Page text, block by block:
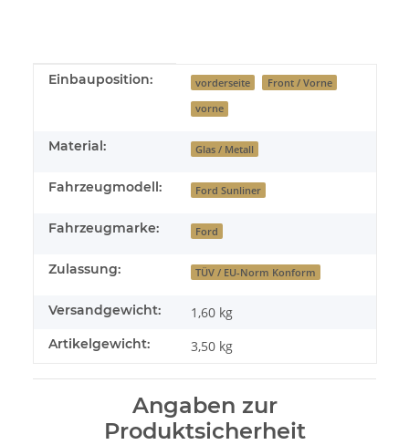
Produkteigenschaft
Wert
Einbauposition: vorderseite Front / Vorne
vorne
Material: Glas / Metall
Fahrzeugmodell: Ford Sunliner
Fahrzeugmarke: Ford
Zulassung: TÜV / EU-Norm Konform
Versandgewicht: 1,60 kg
Artikelgewicht: 3,50 kg
Angaben zur
Produktsicherheit